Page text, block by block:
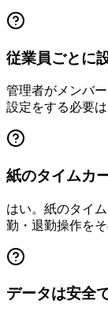
従業員ごとに
管理者がメンバ
設定をする必要
紙のタイムカ
はい。紙のタイ
勤・退勤操作を
データは安全